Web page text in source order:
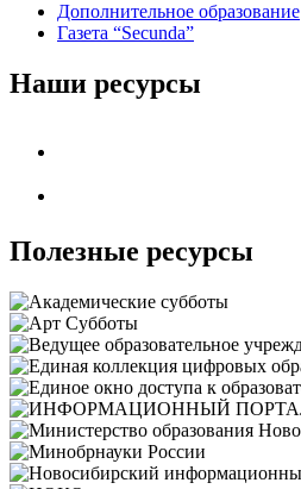
Дополнительное образование
Газета “Secunda”
Наши ресурсы
Полезные ресурсы